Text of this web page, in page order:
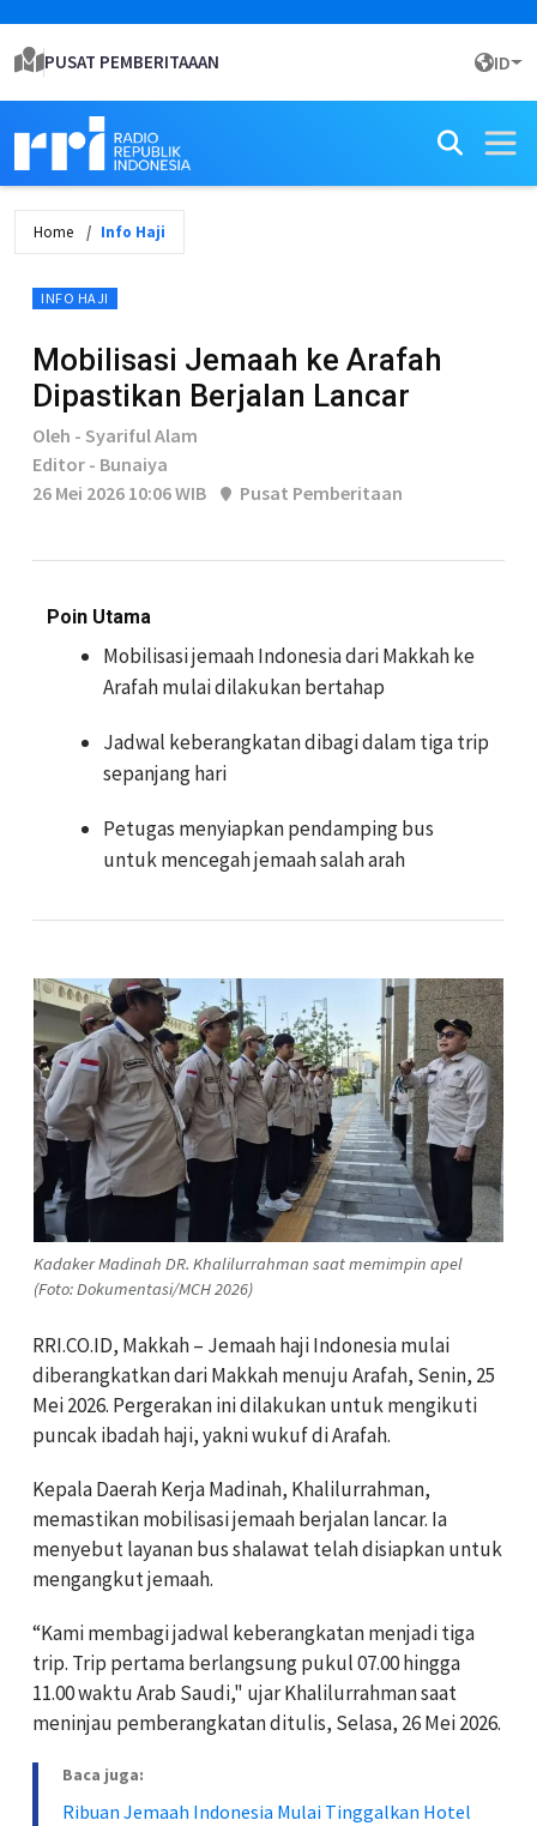
PUSAT PEMBERITAAAN ID
Home Info Haji
INFO HAJI
Mobilisasi Jemaah ke Arafah
Dipastikan Berjalan Lancar
Oleh - Syariful Alam
Editor - Bunaiya
26 Mei 2026 10:06 WIB
Pusat Pemberitaan
Poin Utama
Mobilisasi jemaah Indonesia dari Makkah ke
Arafah mulai dilakukan bertahap
Jadwal keberangkatan dibagi dalam tiga trip
sepanjang hari
Petugas menyiapkan pendamping bus
untuk mencegah jemaah salah arah
Kadaker Madinah DR. Khalilurrahman saat memimpin apel
(Foto: Dokumentasi/MCH 2026)
RRI.CO.ID, Makkah – Jemaah haji Indonesia mulai
diberangkatkan dari Makkah menuju Arafah, Senin, 25
Mei 2026. Pergerakan ini dilakukan untuk mengikuti
puncak ibadah haji, yakni wukuf di Arafah.
Kepala Daerah Kerja Madinah, Khalilurrahman,
memastikan mobilisasi jemaah berjalan lancar. Ia
menyebut layanan bus shalawat telah disiapkan untuk
mengangkut jemaah.
“Kami membagi jadwal keberangkatan menjadi tiga
trip. Trip pertama berlangsung pukul 07.00 hingga
11.00 waktu Arab Saudi," ujar Khalilurrahman saat
meninjau pemberangkatan ditulis, Selasa, 26 Mei 2026.
Baca juga:
Ribuan Jemaah Indonesia Mulai Tinggalkan Hotel